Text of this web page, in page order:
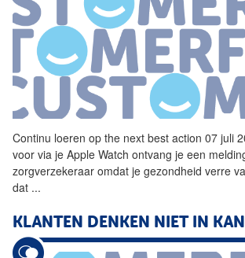
Continu loeren op the next best action 07 juli
voor via je Apple Watch ontvang je een
zorgverzekeraar omdat je gezondheid verre
dat ...
KLANTEN DENKEN NIET IN